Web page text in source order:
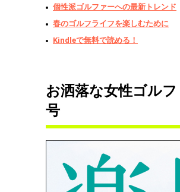
個性派ゴルファーへの最新トレンド
春のゴルフライフを楽しむために
Kindleで無料で読める！
お洒落な女性ゴル
号